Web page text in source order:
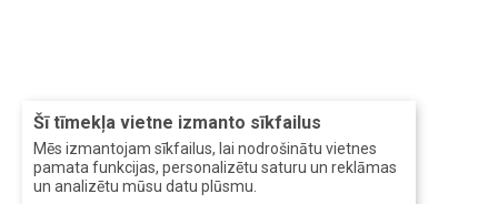
Šī tīmekļa vietne izmanto sīkfailus
Mēs izmantojam sīkfailus, lai nodrošinātu vietnes
pamata funkcijas, personalizētu saturu un reklāmas
un analizētu mūsu datu plūsmu.